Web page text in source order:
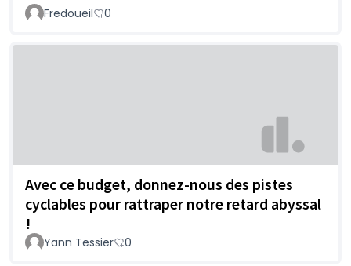
Fredoueil 0
Avec ce budget, donnez-nous des pistes
cyclables pour rattraper notre retard abyssal
!
Yann Tessier 0